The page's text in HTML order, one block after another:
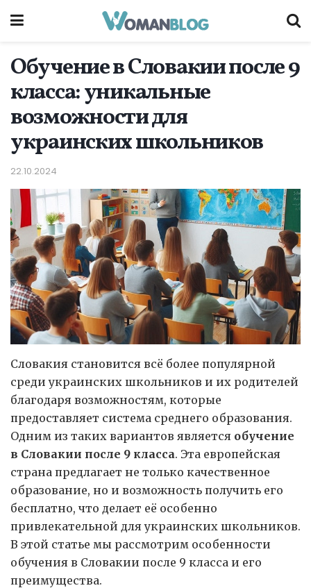
Обучение в Словакии после 9
класса: уникальные
возможности для
украинских школьников
22.10.2024
Словакия становится всё более популярной
среди украинских школьников и их родителей
благодаря возможностям, которые
предоставляет система среднего образования.
Одним из таких вариантов является обучение
в Словакии после 9 класса. Эта европейская
страна предлагает не только качественное
образование, но и возможность получить его
бесплатно, что делает её особенно
привлекательной для украинских школьников.
В этой статье мы рассмотрим особенности
обучения в Словакии после 9 класса и его
преимущества.